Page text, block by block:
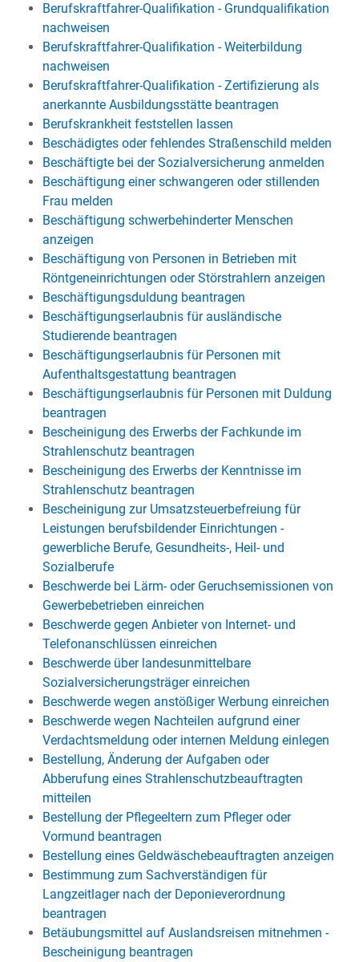
Berufskraftfahrer-Qualifikation - Grundqualifikation
nachweisen
Berufskraftfahrer-Qualifikation - Weiterbildung
nachweisen
Berufskraftfahrer-Qualifikation - Zertifizierung als
anerkannte Ausbildungsstätte beantragen
Berufskrankheit feststellen lassen
Beschädigtes oder fehlendes Straßenschild melden
Beschäftigte bei der Sozialversicherung anmelden
Beschäftigung einer schwangeren oder stillenden
Frau melden
Beschäftigung schwerbehinderter Menschen
anzeigen
Beschäftigung von Personen in Betrieben mit
Röntgeneinrichtungen oder Störstrahlern anzeigen
Beschäftigungsduldung beantragen
Beschäftigungserlaubnis für ausländische
Studierende beantragen
Beschäftigungserlaubnis für Personen mit
Aufenthaltsgestattung beantragen
Beschäftigungserlaubnis für Personen mit Duldung
beantragen
Bescheinigung des Erwerbs der Fachkunde im
Strahlenschutz beantragen
Bescheinigung des Erwerbs der Kenntnisse im
Strahlenschutz beantragen
Bescheinigung zur Umsatzsteuerbefreiung für
Leistungen berufsbildender Einrichtungen -
gewerbliche Berufe, Gesundheits-, Heil- und
Sozialberufe
Beschwerde bei Lärm- oder Geruchsemissionen von
Gewerbebetrieben einreichen
Beschwerde gegen Anbieter von Internet- und
Telefonanschlüssen einreichen
Beschwerde über landesunmittelbare
Sozialversicherungsträger einreichen
Beschwerde wegen anstößiger Werbung einreichen
Beschwerde wegen Nachteilen aufgrund einer
Verdachtsmeldung oder internen Meldung einlegen
Bestellung, Änderung der Aufgaben oder
Abberufung eines Strahlenschutzbeauftragten
mitteilen
Bestellung der Pflegeeltern zum Pfleger oder
Vormund beantragen
Bestellung eines Geldwäschebeauftragten anzeigen
Bestimmung zum Sachverständigen für
Langzeitlager nach der Deponieverordnung
beantragen
Betäubungsmittel auf Auslandsreisen mitnehmen -
Bescheinigung beantragen